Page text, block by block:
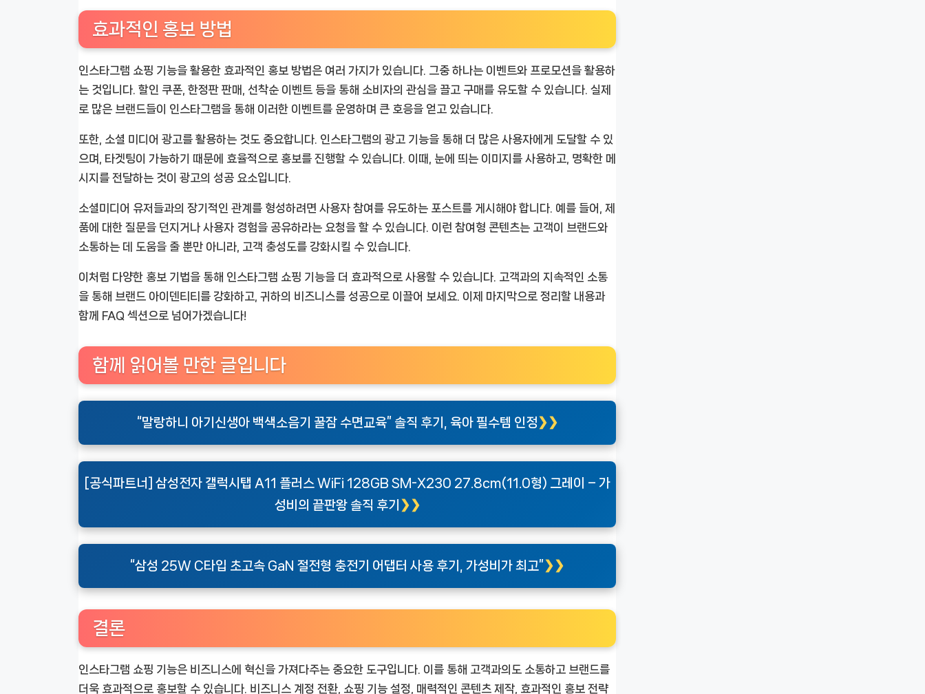
효과적인 홍보 방법
인스타그램 쇼핑 기능을 활용한 효과적인 홍보 방법은 여러 가지가 있습니다. 그중 하나는 이벤트와 프로모션을 활용하
는 것입니다. 할인 쿠폰, 한정판 판매, 선착순 이벤트 등을 통해 소비자의 관심을 끌고 구매를 유도할 수 있습니다. 실제
로 많은 브랜드들이 인스타그램을 통해 이러한 이벤트를 운영하며 큰 호응을 얻고 있습니다.
또한, 소셜 미디어 광고를 활용하는 것도 중요합니다. 인스타그램의 광고 기능을 통해 더 많은 사용자에게 도달할 수 있
으며, 타겟팅이 가능하기 때문에 효율적으로 홍보를 진행할 수 있습니다. 이때, 눈에 띄는 이미지를 사용하고, 명확한 메
시지를 전달하는 것이 광고의 성공 요소입니다.
소셜미디어 유저들과의 장기적인 관계를 형성하려면 사용자 참여를 유도하는 포스트를 게시해야 합니다. 예를 들어, 제
품에 대한 질문을 던지거나 사용자 경험을 공유하라는 요청을 할 수 있습니다. 이런 참여형 콘텐츠는 고객이 브랜드와
소통하는 데 도움을 줄 뿐만 아니라, 고객 충성도를 강화시킬 수 있습니다.
이처럼 다양한 홍보 기법을 통해 인스타그램 쇼핑 기능을 더 효과적으로 사용할 수 있습니다. 고객과의 지속적인 소통
을 통해 브랜드 아이덴티티를 강화하고, 귀하의 비즈니스를 성공으로 이끌어 보세요. 이제 마지막으로 정리할 내용과
함께 FAQ 섹션으로 넘어가겠습니다!
함께 읽어볼 만한 글입니다
“말랑하니 아기신생아 백색소음기 꿀잠 수면교육” 솔직 후기, 육아 필수템 인정
[공식파트너] 삼성전자 갤럭시탭 A11 플러스 WiFi 128GB SM-X230 27.8cm(11.0형) 그레이 – 가
성비의 끝판왕 솔직 후기
“삼성 25W C타입 초고속 GaN 절전형 충전기 어댑터 사용 후기, 가성비가 최고”
결론
인스타그램 쇼핑 기능은 비즈니스에 혁신을 가져다주는 중요한 도구입니다. 이를 통해 고객과의도 소통하고 브랜드를
더욱 효과적으로 홍보할 수 있습니다. 비즈니스 계정 전환, 쇼핑 기능 설정, 매력적인 콘텐츠 제작, 효과적인 홍보 전략